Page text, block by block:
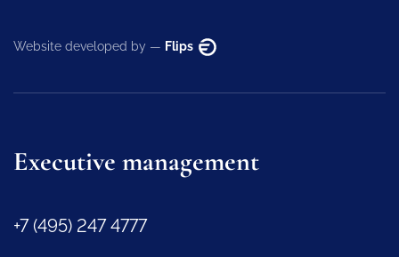
Website developed by — Flips
Executive management
+7 (495) 247 4777